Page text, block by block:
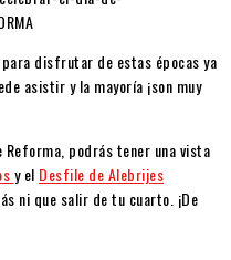
disfrutar de estas épocas ya
asistir y la mayoría ¡son muy
Reforma, podrás tener una vista
y el Desfile de Alebrijes
ni que salir de tu cuarto. ¡De